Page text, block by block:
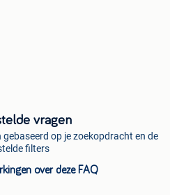
vragen
op je zoekopdracht en de
filters
over deze FAQ